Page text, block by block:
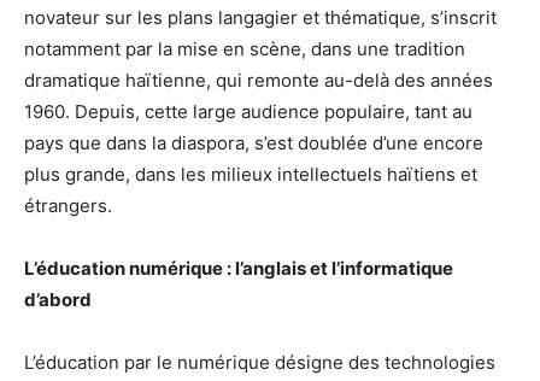
novateur sur les plans langagier et thématique, s’inscrit
notamment par la mise en scène, dans une tradition
dramatique haïtienne, qui remonte au-delà des années
1960. Depuis, cette large audience populaire, tant au
pays que dans la diaspora, s’est doublée d’une encore
plus grande, dans les milieux intellectuels haïtiens et
étrangers.
L’éducation numérique : l’anglais et l’informatique
d’abord
L’éducation par le numérique désigne des technologies